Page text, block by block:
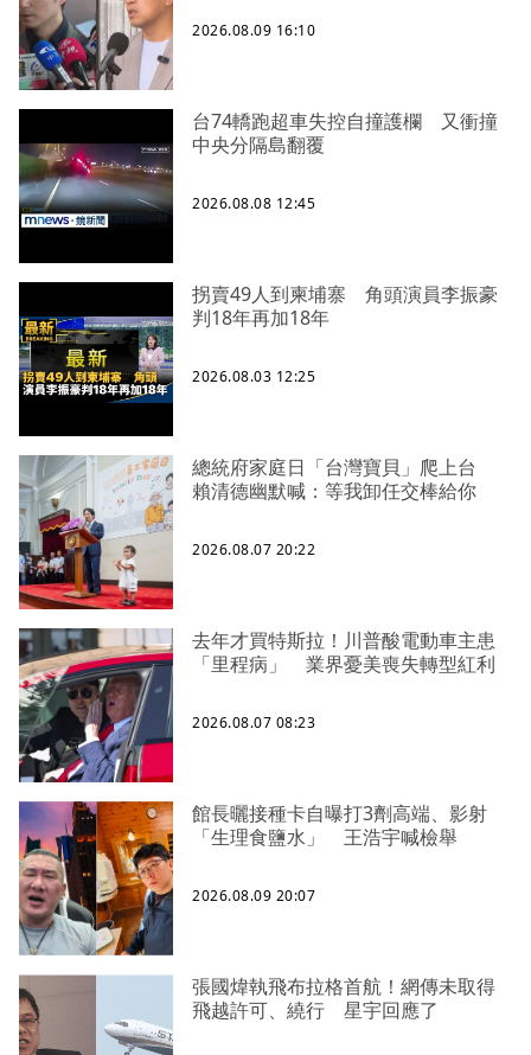
2026.08.09 16:10
台74轎跑超車失控自撞護欄 又衝撞
中央分隔島翻覆
2026.08.08 12:45
拐賣49人到柬埔寨 角頭演員李振豪
判18年再加18年
2026.08.03 12:25
總統府家庭日「台灣寶貝」爬上台
賴清德幽默喊：等我卸任交棒給你
2026.08.07 20:22
去年才買特斯拉！川普酸電動車主患
「里程病」 業界憂美喪失轉型紅利
2026.08.07 08:23
館長曬接種卡自曝打3劑高端、影射
「生理食鹽水」 王浩宇喊檢舉
2026.08.09 20:07
張國煒執飛布拉格首航！網傳未取得
飛越許可、繞行 星宇回應了